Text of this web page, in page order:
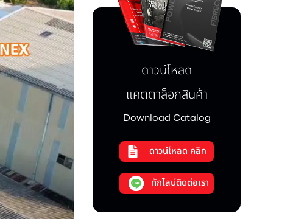
ดาวน์โหลด
แคตตาล็อกสินค้า
Download Catalog
ดาวน์โหลด คลิก
ทักไลน์ติดต่อเรา